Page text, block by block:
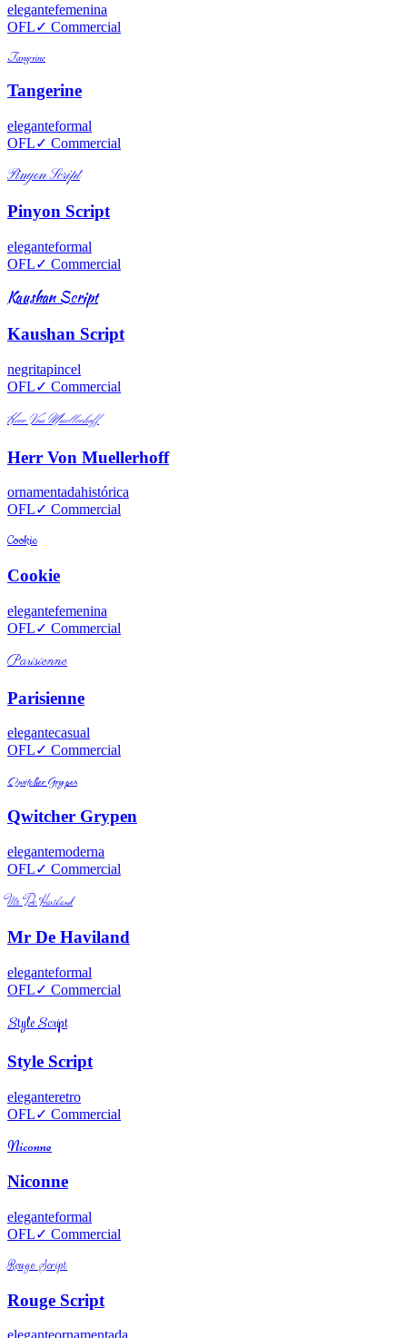
elegantefemenina
OFL✓ Commercial
Tangerine
Tangerine
eleganteformal
OFL✓ Commercial
Pinyon Script
Pinyon Script
eleganteformal
OFL✓ Commercial
Kaushan Script
Kaushan Script
negritapincel
OFL✓ Commercial
Herr Von Muellerhoff
Herr Von Muellerhoff
ornamentadahistórica
OFL✓ Commercial
Cookie
Cookie
elegantefemenina
OFL✓ Commercial
Parisienne
Parisienne
elegantecasual
OFL✓ Commercial
Qwitcher Grypen
Qwitcher Grypen
elegantemoderna
OFL✓ Commercial
Mr De Haviland
Mr De Haviland
eleganteformal
OFL✓ Commercial
Style Script
Style Script
eleganteretro
OFL✓ Commercial
Niconne
Niconne
eleganteformal
OFL✓ Commercial
Rouge Script
Rouge Script